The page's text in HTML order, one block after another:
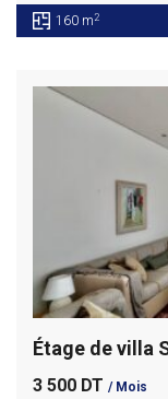
160 m2
Étage de villa
3 500 DT / Mois